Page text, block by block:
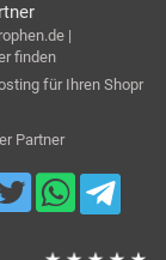
|
finden
für Ihren Shopr
Partner